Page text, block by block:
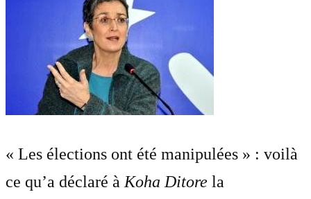
« Les élections ont été manipulées » : voilà
ce qu’a déclaré à Koha Ditore la